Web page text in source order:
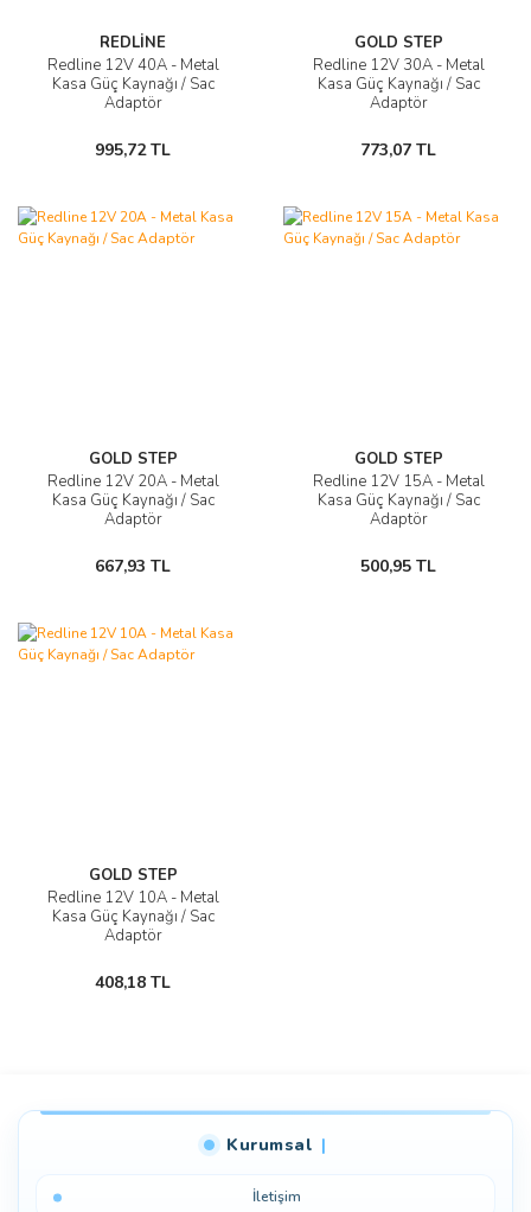
REDLİNE
Redline 12V 40A - Metal
Kasa Güç Kaynağı / Sac
Adaptör
995,72 TL
GOLD STEP
Redline 12V 30A - Metal
Kasa Güç Kaynağı / Sac
Adaptör
773,07 TL
GOLD STEP
Redline 12V 20A - Metal
Kasa Güç Kaynağı / Sac
Adaptör
667,93 TL
GOLD STEP
Redline 12V 15A - Metal
Kasa Güç Kaynağı / Sac
Adaptör
500,95 TL
GOLD STEP
Redline 12V 10A - Metal
Kasa Güç Kaynağı / Sac
Adaptör
408,18 TL
Kurumsal
İletişim